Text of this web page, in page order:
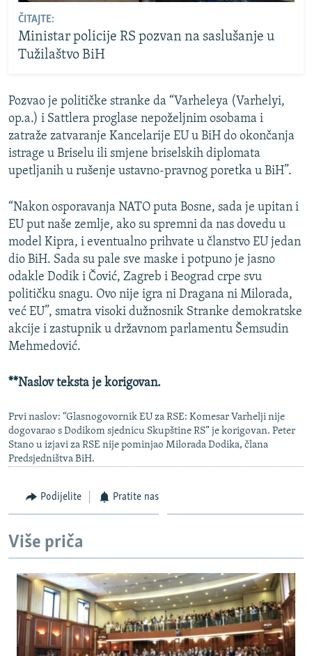
ČITAJTE:
Ministar policije RS pozvan na saslušanje u
Tužilaštvo BiH
Pozvao je političke stranke da “Varheleya (Varhelyi,
op.a.) i Sattlera proglase nepoželjnim osobama i
zatraže zatvaranje Kancelarije EU u BiH do okončanja
istrage u Briselu ili smjene briselskih diplomata
upetljanih u rušenje ustavno-pravnog poretka u BiH”.
“Nakon osporavanja NATO puta Bosne, sada je upitan i
EU put naše zemlje, ako su spremni da nas dovedu u
model Kipra, i eventualno prihvate u članstvo EU jedan
dio BiH. Sada su pale sve maske i potpuno je jasno
odakle Dodik i Čović, Zagreb i Beograd crpe svu
političku snagu. Ovo nije igra ni Dragana ni Milorada,
već EU”, smatra visoki dužnosnik Stranke demokratske
akcije i zastupnik u državnom parlamentu Šemsudin
Mehmedović.
**Naslov teksta je korigovan.
Prvi naslov: “Glasnogovornik EU za RSE: Komesar Varhelji nije
dogovarao s Dodikom sjednicu Skupštine RS” je korigovan. Peter
Stano u izjavi za RSE nije pominjao Milorada Dodika, člana
Predsjedništva BiH.
Podijelite Pratite nas
Više priča